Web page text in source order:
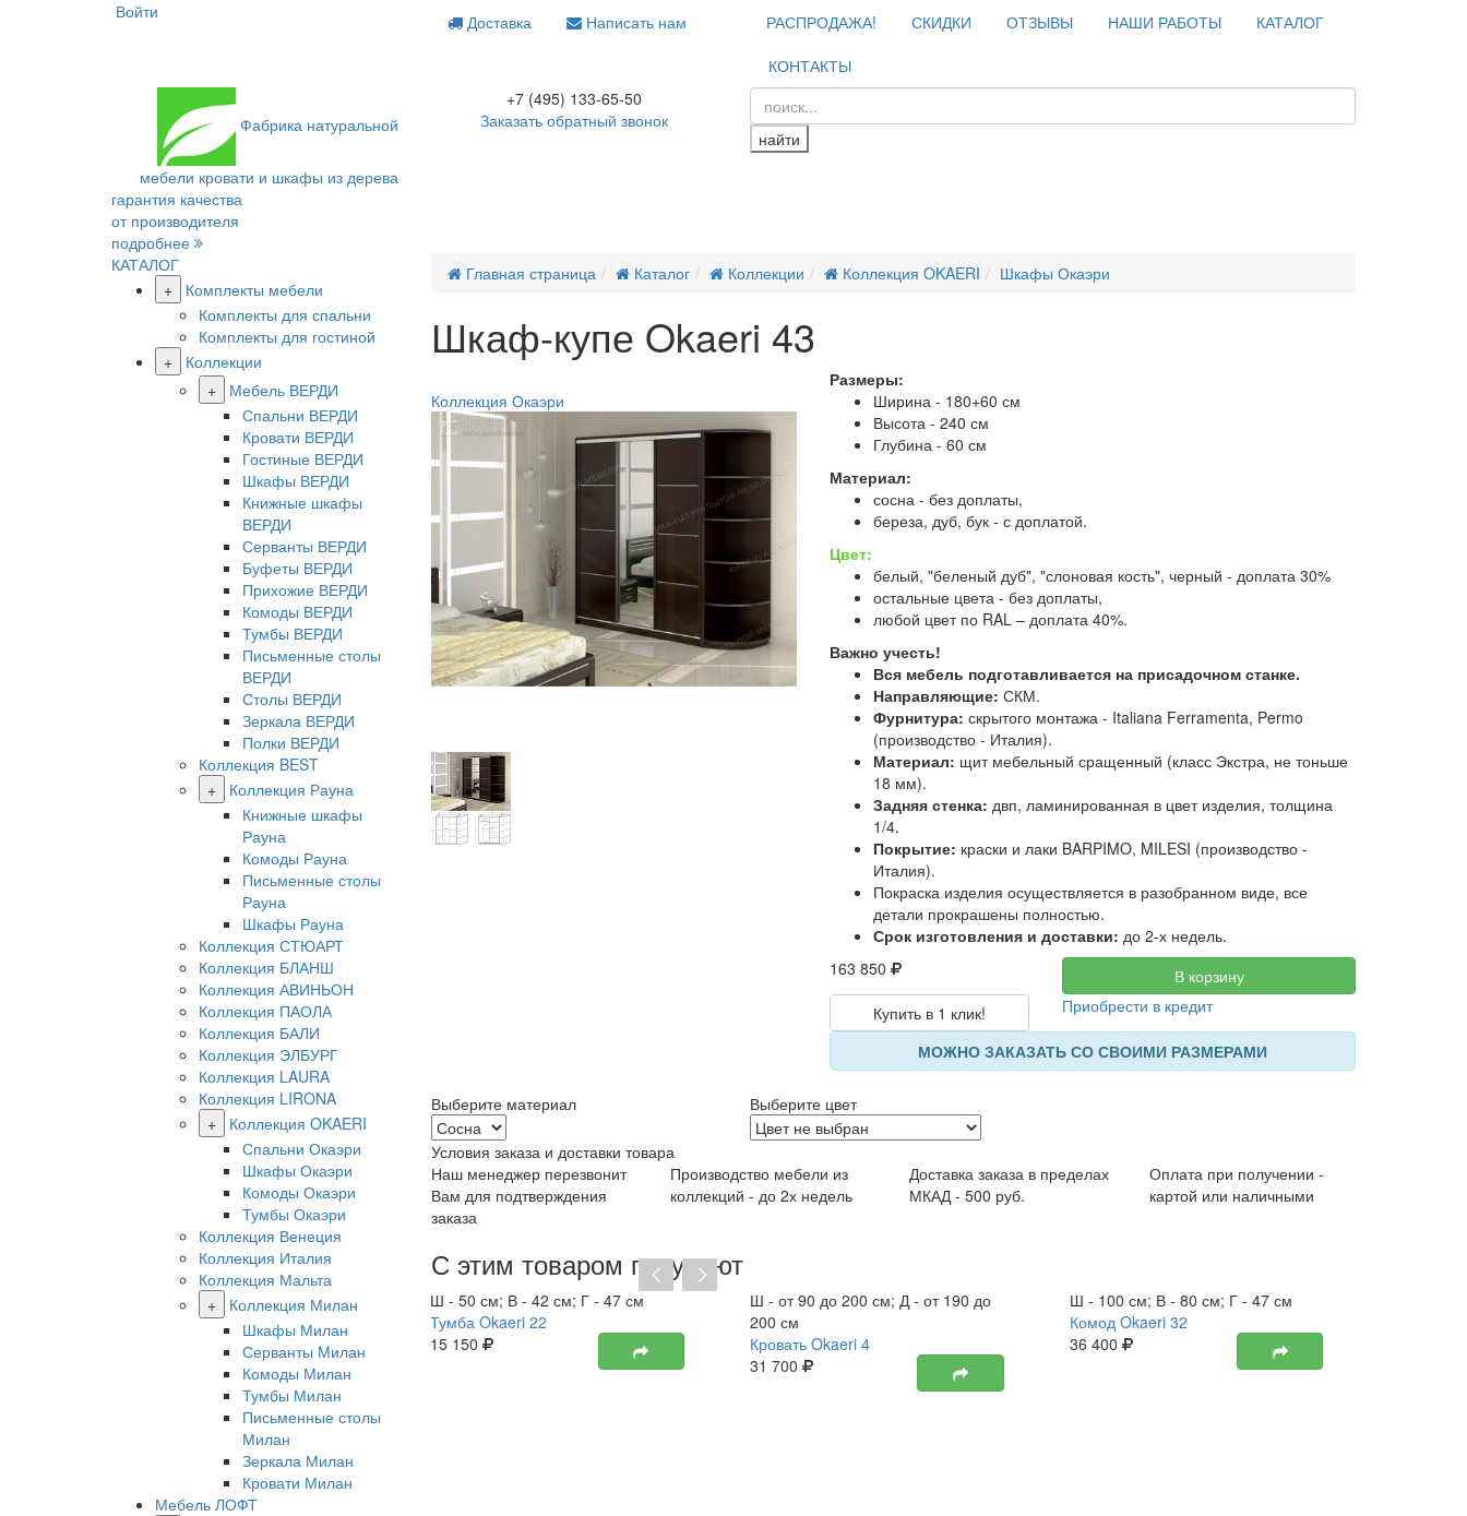
Войти Доставка Написать нам РАСПРОДАЖА! СКИДКИ ОТЗЫВЫ НАШИ РАБОТЫ
КАТАЛОГ
КОНТАКТЫ
Фабрика натуральной
мебели кровати и шкафы из дерева
+7 (495) 133-65-50
Заказать обратный звонок
найти
гарантия качества
от производителя
подробнее
КАТАЛОГ
+
Комплекты мебели
Комплекты для спальни
Комплекты для гостиной
+
Коллекции
+
Мебель ВЕРДИ
Спальни ВЕРДИ
Кровати ВЕРДИ
Гостиные ВЕРДИ
Шкафы ВЕРДИ
Книжные шкафы
ВЕРДИ
Серванты ВЕРДИ
Буфеты ВЕРДИ
Прихожие ВЕРДИ
Комоды ВЕРДИ
Тумбы ВЕРДИ
Письменные столы
ВЕРДИ
Столы ВЕРДИ
Зеркала ВЕРДИ
Полки ВЕРДИ
Коллекция BEST
+
Коллекция Рауна
Книжные шкафы
Рауна
Комоды Рауна
Письменные столы
Рауна
Шкафы Рауна
Коллекция СТЮАРТ
Коллекция БЛАНШ
Коллекция АВИНЬОН
Коллекция ПАОЛА
Коллекция БАЛИ
Коллекция ЭЛБУРГ
Коллекция LAURA
Коллекция LIRONA
+
Коллекция OKAERI
Спальни Окаэри
Шкафы Окаэри
Комоды Окаэри
Тумбы Окаэри
Коллекция Венеция
Коллекция Италия
Коллекция Мальта
+
Коллекция Милан
Шкафы Милан
Серванты Милан
Комоды Милан
Тумбы Милан
Письменные столы
Милан
Зеркала Милан
Кровати Милан
Мебель ЛОФТ
Главная страница Каталог Коллекции Коллекция OKAERI Шкафы Окаэри
Шкаф-купе Okaeri 43
Коллекция Окаэри
Размеры:
Ширина - 180+60 см
Высота - 240 см
Глубина - 60 см
Материал:
сосна - без доплаты,
береза, дуб, бук - с доплатой.
Цвет:
белый, "беленый дуб", "слоновая кость", черный - доплата 30%
остальные цвета - без доплаты,
любой цвет по RAL – доплата 40%.
Важно учесть!
Вся мебель подготавливается на присадочном станке.
Направляющие: СКМ.
Фурнитура: скрытого монтажа - Italiana Ferramenta, Permo
(производство - Италия).
Материал: щит мебельный сращенный (класс Экстра, не тоньше
18 мм).
Задняя стенка: двп, ламинированная в цвет изделия, толщина
1/4.
Покрытие: краски и лаки BARPIMO, MILESI (производство -
Италия).
Покраска изделия осуществляется в разобранном виде, все
детали прокрашены полностью.
Срок изготовления и доставки: до 2-х недель.
163 850
В корзину
Купить в 1 клик!
Приобрести в кредит
МОЖНО ЗАКАЗАТЬ СО СВОИМИ РАЗМЕРАМИ
Выберите материал Выберите цвет
Условия заказа и доставки товара
Наш менеджер перезвонит
Вам для подтверждения
заказа
Производство мебели из
коллекций - до 2х недель
Доставка заказа в пределах
МКАД - 500 руб.
Оплата при получении -
картой или наличными
С этим товаром покупают
Ш - 100 см; В - 93 см; Г - 47 см
Комод Okaeri 33
Ш - 50 см; В - 42 см; Г - 47 см
Тумба Okaeri 22
15 150
Ш - от 90 до 200 см; Д - от 190 до
200 см
Кровать Okaeri 4
31 700
Ш - 100 см; В - 80 см; Г - 47 см
Комод Okaeri 32
36 400